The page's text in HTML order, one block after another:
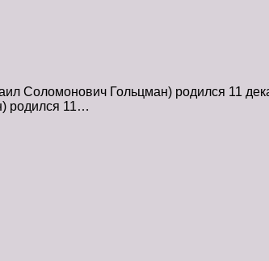
Соломонович Гольцман) родился 11
родился 11…